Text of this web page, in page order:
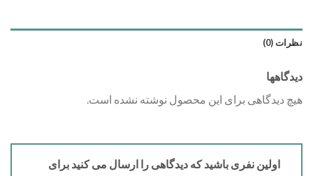
نظرات (0)
دیدگاهها
هیچ دیدگاهی برای این محصول نوشته نشده است.
اولین نفری باشید که دیدگاهی را ارسال می کنید برای